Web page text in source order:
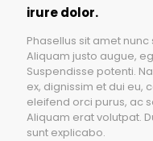
irure dolor.
Phasellus sit amet
Aliquam justo augue,
Suspendisse potenti.
ex, dignissim et dui eu,
eleifend orci purus, ac
Aliquam erat volutpat.
sunt explicabo.